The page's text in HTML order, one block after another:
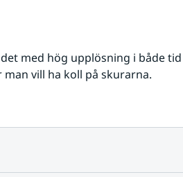
med hög upplösning i både tid
vill ha koll på skurarna.